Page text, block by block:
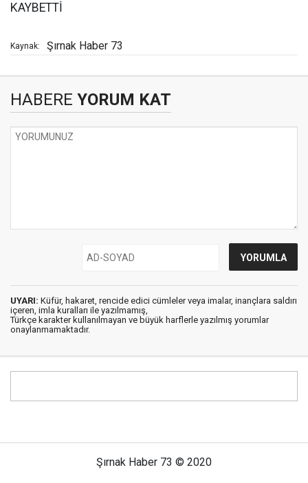
KAYBETTİ
Kaynak: Şırnak Haber 73
HABERE YORUM KAT
UYARI: Küfür, hakaret, rencide edici cümleler veya imalar, inançlara saldırı
içeren, imla kuralları ile yazılmamış,
Türkçe karakter kullanılmayan ve büyük harflerle yazılmış yorumlar
onaylanmamaktadır.
Şırnak Haber 73 © 2020